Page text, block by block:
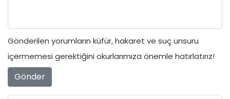
Gönderilen yorumların küfür, hakaret ve suç unsuru
içermemesi gerektiğini okurlarımıza önemle hatırlatırız!
Gönder